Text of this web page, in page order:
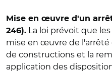
Mise en œuvre d'un
246). La loi prévoit que
mise en œuvre de
de constructions et la
application des